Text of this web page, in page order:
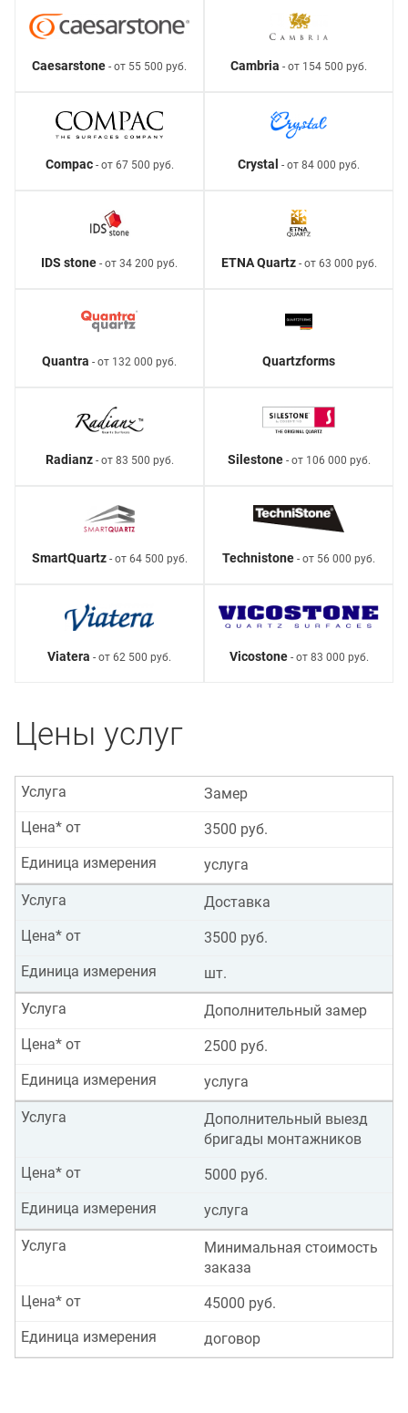
Caesarstone - от 55 500 руб. Cambria - от 154 500 руб.
Compac- от 67 500 руб. Crystal - от 84 000 руб.
IDS stone - от 34 200 руб. ETNA Quartz- от 63 000 руб.
Quantra - от 132 000 руб. Quartzforms
Radianz- от 83 500 руб. Silestone- от 106 000 руб.
SmartQuartz- от 64 500 руб. Technistone - от 56 000 руб.
Viatera - от 62 500 руб. Vicostone- от 83 000 руб.
Цены услуг
Замер
Услуга
3500 руб.
Цена* от
услуга
Единица измерения
Доставка
Услуга
3500 руб.
Цена* от
шт.
Единица измерения
Дополнительный замер
Услуга
2500 руб.
Цена* от
услуга
Единица измерения
Дополнительный выезд
бригады монтажников
Услуга
5000 руб.
Цена* от
услуга
Единица измерения
Минимальная стоимость
заказа
Услуга
45000 руб.
Цена* от
договор
Единица измерения